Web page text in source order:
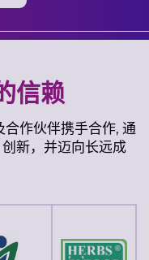
信赖
作伙伴携手合作, 通
新，并迈向长远成